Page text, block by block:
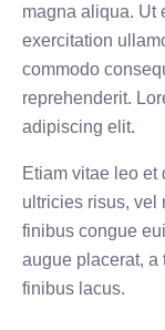
magna aliqua. Ut
exercitation
commodo
reprehenderit.
adipiscing elit.
Etiam vitae leo et
ultricies risus, vel
finibus congue
augue placerat, a
finibus lacus.